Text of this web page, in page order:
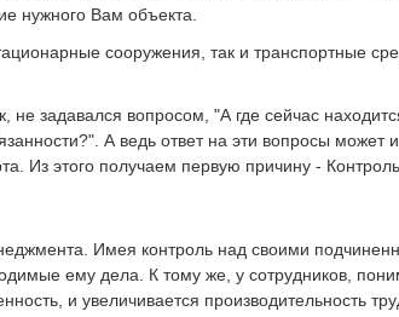
нужного Вам объекта.
сооружения, так и транспортные
задавался вопросом, "А где сейчас
А ведь ответ на эти вопросы может
Из этого получаем первую причину - Контроль.
Имея контроль над своими
ему дела. К тому же, у сотрудников,
и увеличивается производительность